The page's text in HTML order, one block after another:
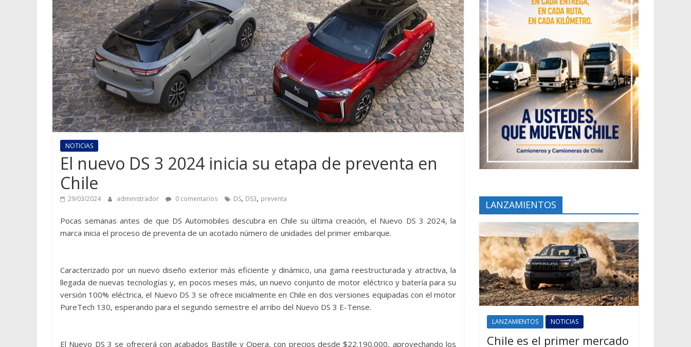
NOTICIAS
El nuevo DS 3 2024 inicia su etapa de preventa en
Chile
29/03/2024 administrador 0 comentarios DS, DS3, preventa
Pocas semanas antes de que DS Automobiles descubra en Chile su última creación, el Nuevo DS 3 2024, la
marca inicia el proceso de preventa de un acotado número de unidades del primer embarque.
Caracterizado por un nuevo diseño exterior más eficiente y dinámico, una gama reestructurada y atractiva, la
llegada de nuevas tecnologías y, en pocos meses más, un nuevo conjunto de motor eléctrico y batería para su
versión 100% eléctrica, el Nuevo DS 3 se ofrece inicialmente en Chile en dos versiones equipadas con el motor
PureTech 130, esperando para el segundo semestre el arribo del Nuevo DS 3 E-Tense.
El Nuevo DS 3 se ofrecerá con acabados Bastille y Opera, con precios desde $22.190.000, aprovechando los
LANZAMIENTOS
LANZAMIENTOS NOTICIAS
Chile es el primer mercado